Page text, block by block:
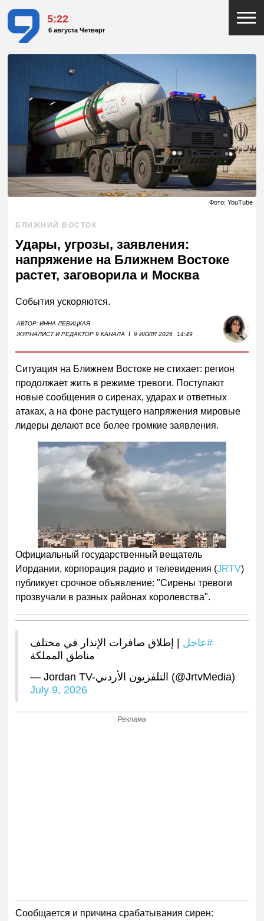
5:22
6 августа Четверг
Фото: YouTube
БЛИЖНИЙ ВОСТОК
Удары, угрозы, заявления:
напряжение на Ближнем Востоке
растет, заговорила и Москва
События ускоряются.
АВТОР:ИННА ЛЕВИЦКАЯ
ЖУРНАЛИСТ И РЕДАКТОР 9 КАНАЛА
I 9 ИЮЛЯ 2026 14:49
Ситуация на Ближнем Востоке не стихает: регион
продолжает жить в режиме тревоги. Поступают
новые сообщения о сиренах, ударах и ответных
атаках, а на фоне растущего напряжения мировые
лидеры делают все более громкие заявления.
Официальный государственный вещатель
Иордании, корпорация радио и телевидения (JRTV)
публикует срочное объявление: "Сирены тревоги
прозвучали в разных районах королевства".
#عاجل | إطلاق صافرات الإنذار في مختلف
مناطق المملكة
— Jordan TV-التلفزيون الأردني (@JrtvMedia)
July 9, 2026
Реклама
Сообщается и причина срабатывания сирен: